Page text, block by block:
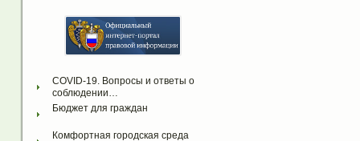
COVID-19. Вопросы и ответы о
соблюдении…
Бюджет для граждан
Комфортная городская среда